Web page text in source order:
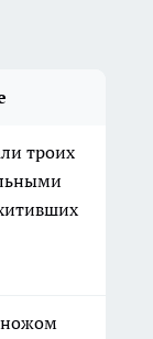
троих
ножом